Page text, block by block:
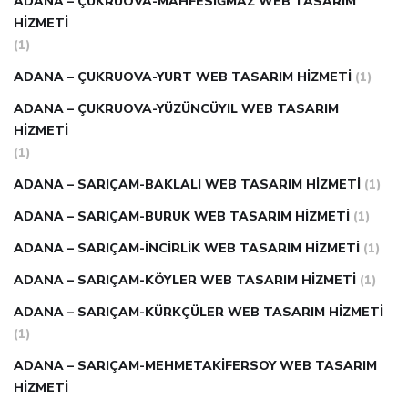
HIZMETI
(1)
ADANA – ÇUKRUOVA-YURT WEB TASARIM HIZMETI (1)
ADANA – ÇUKRUOVA-YÜZÜNCÜYIL WEB TASARIM
HIZMETI
(1)
ADANA – SARIÇAM-BAKLALI WEB TASARIM HIZMETI (1)
ADANA – SARIÇAM-BURUK WEB TASARIM HIZMETI (1)
ADANA – SARIÇAM-İNCIRLIK WEB TASARIM HIZMETI (1)
ADANA – SARIÇAM-KÖYLER WEB TASARIM HIZMETI (1)
ADANA – SARIÇAM-KÜRKÇÜLER WEB TASARIM HIZMETI
(1)
ADANA – SARIÇAM-MEHMETAKIFERSOY WEB TASARIM
HIZMETI